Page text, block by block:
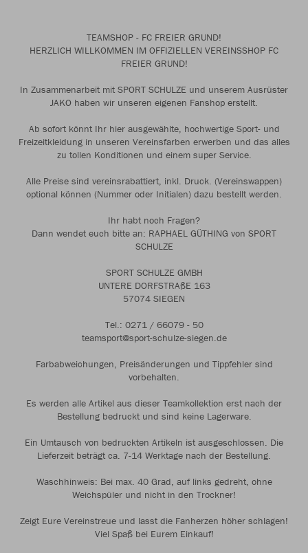
TEAMSHOP - FC FREIER GRUND!
HERZLICH WILLKOMMEN IM OFFIZIELLEN VEREINSSHOP FC
FREIER GRUND!
In Zusammenarbeit mit SPORT SCHULZE und unserem Ausrüster
JAKO haben wir unseren eigenen Fanshop erstellt.
Ab sofort könnt Ihr hier ausgewählte, hochwertige Sport- und
Freizeitkleidung in unseren Vereinsfarben erwerben und das alles
zu tollen Konditionen und einem super Service.
Alle Preise sind vereinsrabattiert, inkl. Druck. (Vereinswappen)
optional können (Nummer oder Initialen) dazu bestellt werden.
Ihr habt noch Fragen?
Dann wendet euch bitte an: RAPHAEL GÜTHING von SPORT
SCHULZE
SPORT SCHULZE GMBH
UNTERE DORFSTRAßE 163
57074 SIEGEN
Tel.: 0271 / 66079 - 50
teamsport@sport-schulze-siegen.de
Farbabweichungen, Preisänderungen und Tippfehler sind
vorbehalten.
Es werden alle Artikel aus dieser Teamkollektion erst nach der
Bestellung bedruckt und sind keine Lagerware.
Ein Umtausch von bedruckten Artikeln ist ausgeschlossen. Die
Lieferzeit beträgt ca. 7-14 Werktage nach der Bestellung.
Waschhinweis: Bei max. 40 Grad, auf links gedreht, ohne
Weichspüler und nicht in den Trockner!
Zeigt Eure Vereinstreue und lasst die Fanherzen höher schlagen!
Viel Spaß bei Eurem Einkauf!